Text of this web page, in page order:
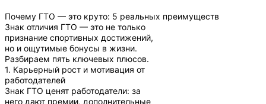
Почему ГТО — это круто: 5 реальных преимуществ
Знак отличия ГТО — это не только
признание спортивных достижений,
но и ощутимые бонусы в жизни.
Разбираем пять ключевых плюсов.
1. Карьерный рост и мотивация от
работодателей
Знак ГТО ценят работодатели: за
него дают премии, дополнительные